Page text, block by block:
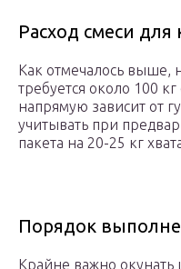
Расход смеси для
Как отмечалось выше,
требуется около 100
напрямую зависит от
учитывать при
пакета на 20-25 кг
Порядок
Крайне важно